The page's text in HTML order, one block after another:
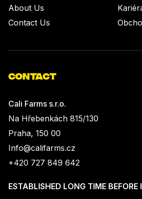
About Us
Contact Us
CONTACT
Cali Farms s.r.o.
Na Hřebenkách 815/130
Praha, 150 00
Info@califarms.cz
+420 727 849 642
ESTABLISHED LONG TIME BEFORE